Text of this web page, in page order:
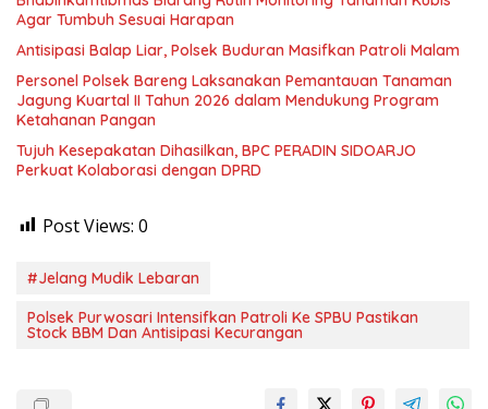
Agar Tumbuh Sesuai Harapan
Antisipasi Balap Liar, Polsek Buduran Masifkan Patroli Malam
Personel Polsek Bareng Laksanakan Pemantauan Tanaman
Jagung Kuartal II Tahun 2026 dalam Mendukung Program
Ketahanan Pangan
Tujuh Kesepakatan Dihasilkan, BPC PERADIN SIDOARJO
Perkuat Kolaborasi dengan DPRD
Post Views: 0
#Jelang Mudik Lebaran
Polsek Purwosari Intensifkan Patroli Ke SPBU Pastikan
Stock BBM Dan Antisipasi Kecurangan